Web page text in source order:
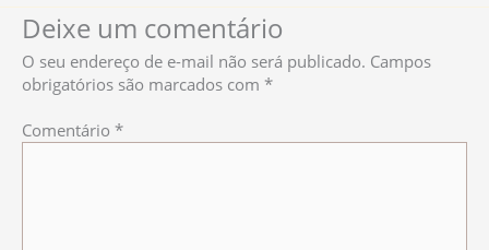
Deixe um comentário
O seu endereço de e-mail não será publicado. Campos
obrigatórios são marcados com *
Comentário *